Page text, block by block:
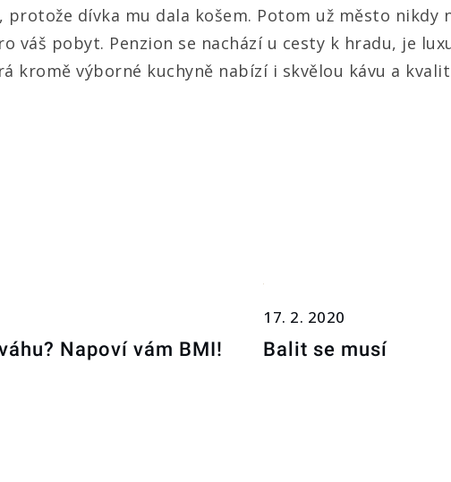
dívka mu dala košem. Potom už město nikdy
váš pobyt. Penzion se nachází u cesty k hradu, je
kromě výborné kuchyně nabízí i skvělou kávu a
Napoví vám BMI!
17. 2. 2020
Balit se musí